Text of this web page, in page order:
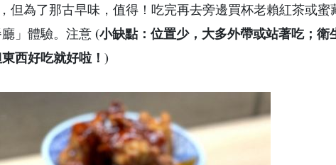
但為了那古早味，值得！吃完再去旁邊買杯老賴紅茶或蜜
」體驗。 注意 (小缺點：位置少，大多外帶或站著吃；衛
西好吃就好啦！)